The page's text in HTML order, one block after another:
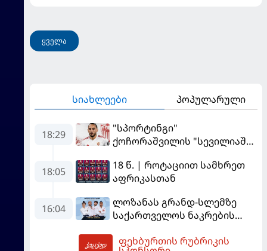
ყველა
სიახლეები პოპულარული
18:29
"სპორტინგი"
ქოჩორაშვილის "სევილიაში"
ხდება ტრანსფერთან
დაკავშირებით?
18:05
18 წ. | როტაციით სამხრეთ
აფრიკასთან
16:04
ლოზანას გრანდ-სლემზე
საქართველოს ნაკრების
ფეხბურთის რუბრიკის